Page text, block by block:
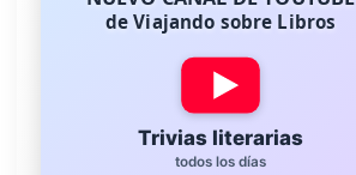
de Viajando sobre Libros
Trivias literarias
todos los días